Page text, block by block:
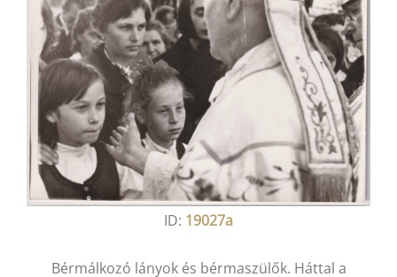
ID: 19027a
Bérmálkozó lányok és bérmaszülők. Háttal a